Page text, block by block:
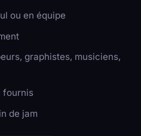
ou en équipe
graphistes, musiciens,
fournis
de jam